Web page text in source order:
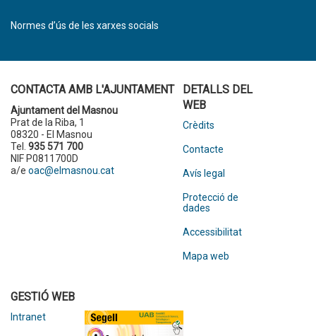
Normes d’ús de les xarxes socials
CONTACTA AMB L'AJUNTAMENT
Ajuntament del Masnou
Prat de la Riba, 1
08320 - El Masnou
Tel. 935 571 700
NIF P0811700D
a/e oac@elmasnou.cat
DETALLS DEL
WEB
Crèdits
Contacte
Avís legal
Protecció de
dades
Accessibilitat
Mapa web
GESTIÓ WEB
Intranet